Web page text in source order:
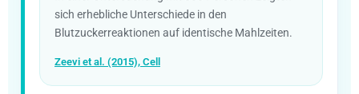
sich erhebliche Unterschiede in den
Blutzuckerreaktionen auf identische Mahlzeiten.
Zeevi et al. (2015), Cell